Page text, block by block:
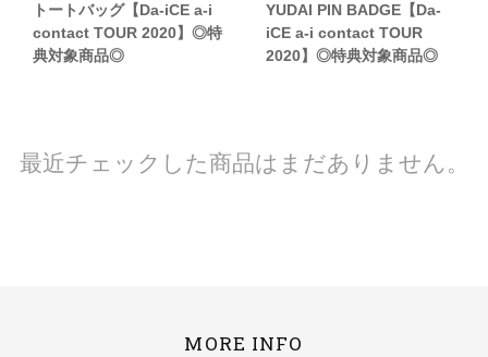
トートバッグ【Da-iCE a-i
contact TOUR 2020】◎特
典対象商品◎
YUDAI PIN BADGE【Da-
iCE a-i contact TOUR
2020】◎特典対象商品◎
最近チェックした商品はまだありません。
MORE INFO